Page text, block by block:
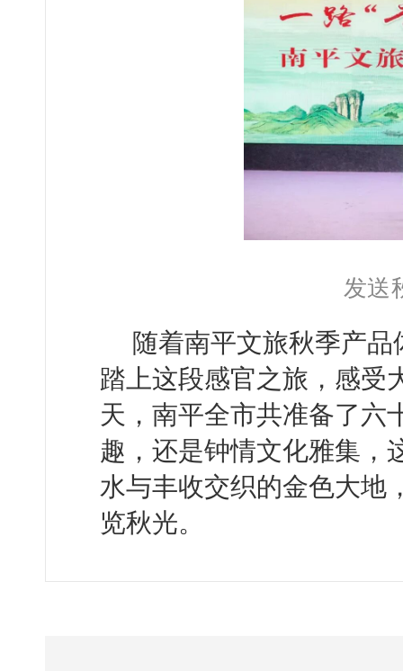
发送
随着南平文旅秋季产
踏上这段感官之旅，感受
天，南平全市共准备了六
趣，还是钟情文化雅集，
水与丰收交织的金色大地
览秋光。